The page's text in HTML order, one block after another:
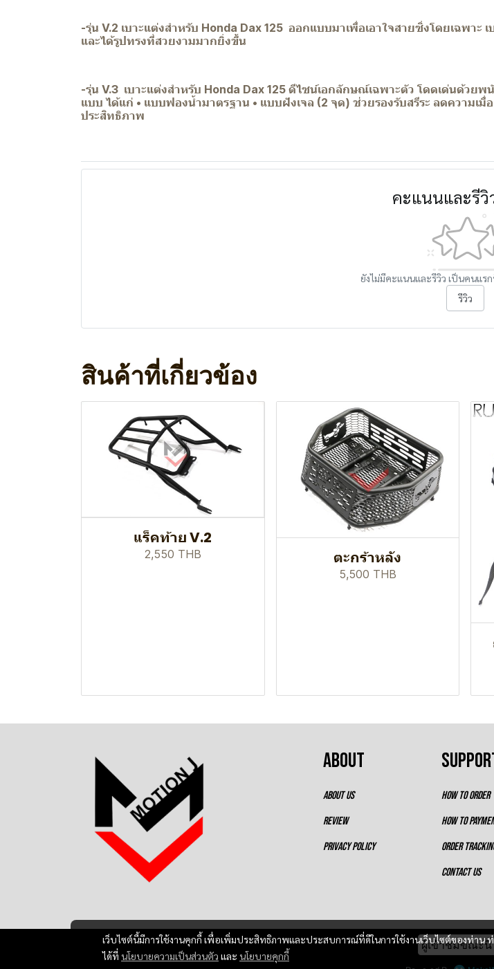
-รุ่น V.2 เบาะแต่งสำหรับ Honda Dax 125 ออกแบบมาเพื่อเอาใจสายซิ่งโดยเฉพา
และได้รูปทรงที่สวยงามมากยิ่งขึ้น
-รุ่น V.3 เบาะแต่งสำหรับ Honda Dax 125 ดีไซน์เอกลักษณ์เฉพาะตัว โดดเด่นด้วย
แบบ ได้แก่ • แบบฟองน้ำมาตรฐาน • แบบฝังเจล (2 จุด) ช่วยรองรับสรีระ ลดความ
ประสิทธิภาพ
คะแนนและรีวิ
ยังไม่มีคะแนนและรีวิว เป็นคนแร
รีวิว
สินค้าที่เกี่ยวข้อง
แร็คท้าย V.2
2,550 THB ตะกร้าหลัง
5,500 THB
เว็บไซต์นี้มีการใช้งานคุกกี้ เพื่อเพิ่มประสิทธิภาพและประสบการณ์ที่ดีในการใช้งานเว็บไซต์ของท่าน
ได้ที่ นโยบายความเป็นส่วนตัว และ นโยบายคุกกี้
ABOUT
ABOUT US
REVIEW
PRIVACY POLICY
HOW TO ORDER
HOW TO
ORDER
CONTACT US
ผู้เข้าชมขณะ